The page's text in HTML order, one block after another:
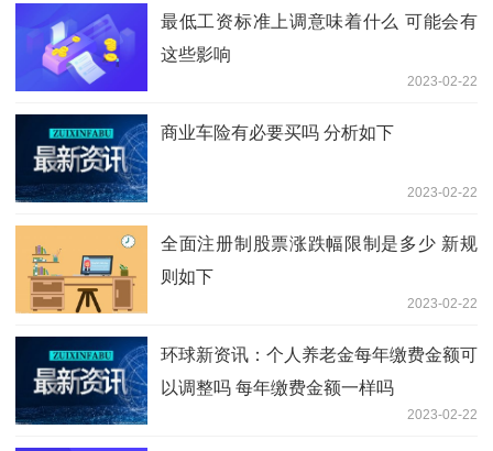
最低工资标准上调意味着什么 可能会有
这些影响
2023-02-22
商业车险有必要买吗 分析如下
2023-02-22
全面注册制股票涨跌幅限制是多少 新规
则如下
2023-02-22
环球新资讯：个人养老金每年缴费金额可
以调整吗 每年缴费金额一样吗
2023-02-22